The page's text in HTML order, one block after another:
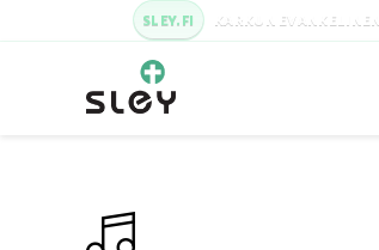
SLEY.FI KARKUN